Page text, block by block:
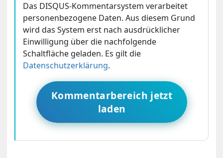
Das DISQUS-Kommentarsystem verarbeitet
personenbezogene Daten. Aus diesem Grund
wird das System erst nach ausdrücklicher
Einwilligung über die nachfolgende
Schaltfläche geladen. Es gilt die
Datenschutzerklärung.
Kommentarbereich jetzt
laden